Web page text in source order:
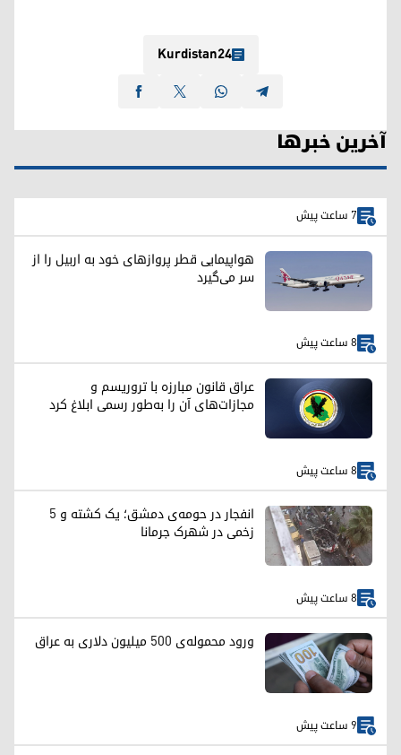
Kurdistan24
آخرین خبرها
7 ساعت پیش
هواپیمایی قطر پروازهای خود به اربیل را از
سر می‌گیرد
8 ساعت پیش
عراق قانون مبارزه با تروریسم و
مجازات‌های آن را به‌طور رسمی ابلاغ کرد
8 ساعت پیش
انفجار در حومه‌ی دمشق؛ یک کشته و ۵
زخمی در شهرک جرمانا
8 ساعت پیش
ورود محموله‌ی ۵۰۰ میلیون دلاری به عراق
9 ساعت پیش